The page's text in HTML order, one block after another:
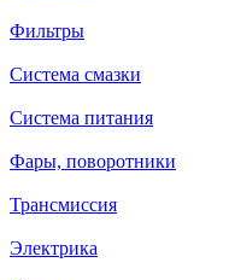
Фильтры
Система смазки
Система питания
Фары, поворотники
Трансмиссия
Электрика